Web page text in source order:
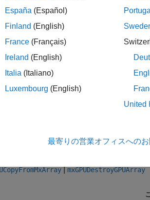
へのポインター。
は GPU に新しい配列を出
を返します。使い終わったら、
|mxGPUDestroyGPUArray
España (Español)
Finland (English)
France (Français)
Ireland (English)
Italia (Italiano)
Luxembourg (English)
Portugal
United
最寄りの営業オフィスへの